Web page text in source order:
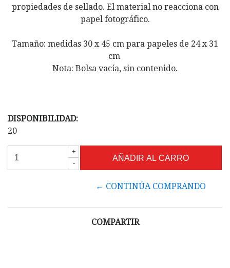
propiedades de sellado. El material no reacciona con
papel fotográfico.
Tamaño: medidas 30 x 45 cm para papeles de 24 x 31
cm
Nota: Bolsa vacía, sin contenido.
DISPONIBILIDAD:
20
+
-
← CONTINÚA COMPRANDO
COMPARTIR